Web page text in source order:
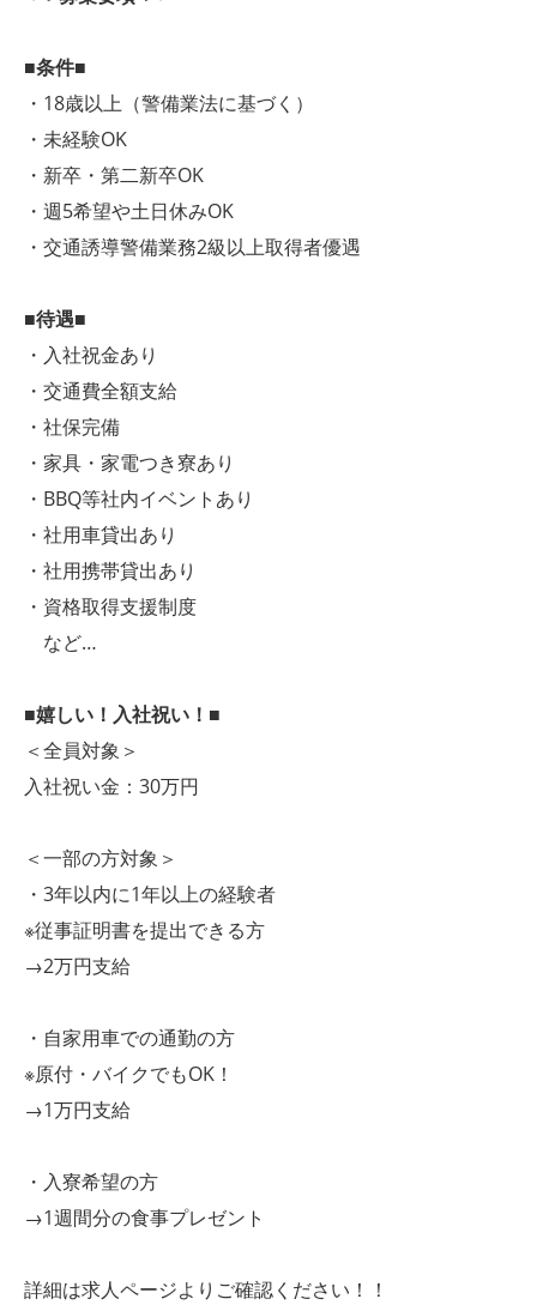
■条件■
・18歳以上（警備業法に基づく）
・未経験OK
・新卒・第二新卒OK
・週5希望や土日休みOK
・交通誘導警備業務2級以上取得者優遇
■待遇■
・入社祝金あり
・交通費全額支給
・社保完備
・家具・家電つき寮あり
・BBQ等社内イベントあり
・社用車貸出あり
・社用携帯貸出あり
・資格取得支援制度
など…
■嬉しい！入社祝い！■
＜全員対象＞
入社祝い金：30万円
＜一部の方対象＞
・3年以内に1年以上の経験者
※従事証明書を提出できる方
→2万円支給
・自家用車での通勤の方
※原付・バイクでもOK！
→1万円支給
・入寮希望の方
→1週間分の食事プレゼント
詳細は求人ページよりご確認ください！！